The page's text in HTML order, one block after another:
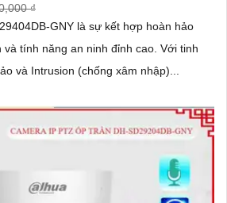
₫
GNY là sự kết hợp hoàn hảo
năng an ninh đỉnh cao. Với tinh
và Intrusion (chống xâm nhập)...